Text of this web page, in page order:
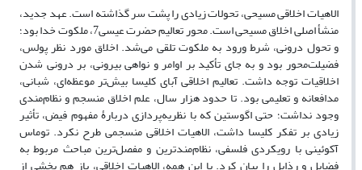
الاهیات اخلاقی مسیحی، تحولات زیادی را پشت سر گذاشته است. عهد جدید،
منشأ اصلی اخلاق مسیحی است. محور تعالیم حضرت عیسی7، ملکوت خدا بود؛
و تحول درونی، شرط ورود به ملکوت تلقی می‌شد. اخلاق مورد نظر پولس،
فضیلت‌محور بود و به جای تأکید بر اوامر و نواهی بیرونی، بر درونی شدن
اخلاقیات توجه داشت. تعالیم اخلاقی آبای کلیسا بیش‌تر موعظه‌ای، شبانی،
مدافعانه و تعلیمی بود. تا حدود هزار سال، علم اخلاق منسجم و نظام‌مندی
وجود نداشت؛ حتی اگوستین که با نظریه‌پردازی دربارۀ مفهوم فیض، تأثیر
زیادی بر تفکر کلیسا داشت، الاهیات اخلاقی منسجمی طرح نکرد. توماس
آکوئینی با رویکردی فلسفی، نظام‌مندترین و مفصل‌ترین مباحث مربوط به